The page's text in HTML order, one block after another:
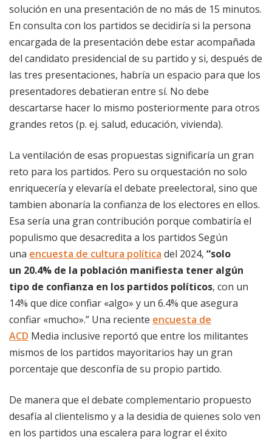
solución en una presentación de no más de 15 minutos.
En consulta con los partidos se decidiría si la persona
encargada de la presentación debe estar acompañada
del candidato presidencial de su partido y si, después de
las tres presentaciones, habría un espacio para que los
presentadores debatieran entre sí. No debe
descartarse hacer lo mismo posteriormente para otros
grandes retos (p. ej. salud, educación, vivienda).
La ventilación de esas propuestas significaría un gran
reto para los partidos. Pero su orquestación no solo
enriquecería y elevaría el debate preelectoral, sino que
tambien abonaría la confianza de los electores en ellos.
Esa sería una gran contribución porque combatiría el
populismo que desacredita a los partidos Según
una encuesta de cultura política del 2024, “solo
un 20.4% de la población manifiesta tener algún
tipo de confianza en los partidos políticos, con un
14% que dice confiar «algo» y un 6.4% que asegura
confiar «mucho».” Una reciente encuesta de
ACD Media inclusive reportó que entre los militantes
mismos de los partidos mayoritarios hay un gran
porcentaje que desconfía de su propio partido.
De manera que el debate complementario propuesto
desafía al clientelismo y a la desidia de quienes solo ven
en los partidos una escalera para lograr el éxito